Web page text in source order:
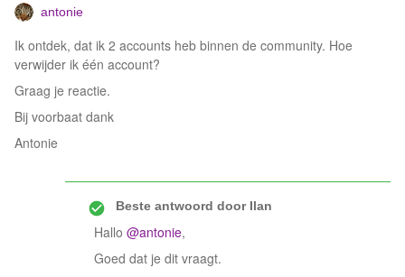
antonie
Ik ontdek, dat ik 2 accounts heb binnen de community. Hoe
verwijder ik één account?
Graag je reactie.
Bij voorbaat dank
Antonie
Beste antwoord doorIlan
Hallo @antonie,
Goed dat je dit vraagt.